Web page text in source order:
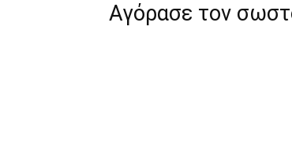
Αγόρασε τον